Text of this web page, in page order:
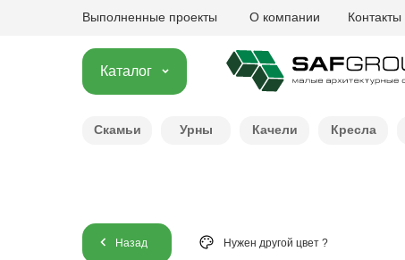
Выполненные проекты О компании Контакты
Каталог
Скамьи Урны Качели Кресла
Назад Нужен другой цвет ?